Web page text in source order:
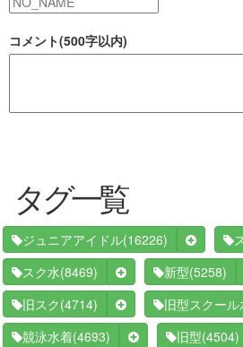
コメント(500字以内)
タグ一覧
ジュニアアイドル(16226)
スク水(8469) 新型(5258)
旧スク (4714) 旧型スクール
競泳水着(4693) 旧型(4504)